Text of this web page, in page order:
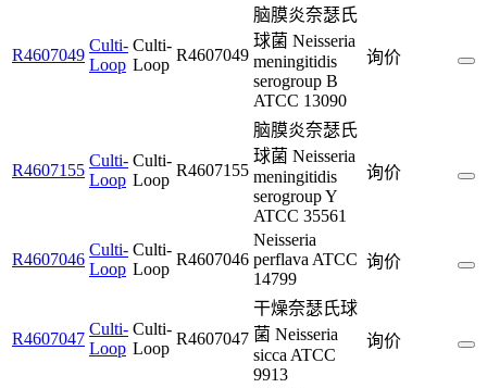
R4607049
Culti-
Loop
Culti-
Loop
R4607049
脑膜炎奈瑟氏
球菌 Neisseria
meningitidis
serogroup B
ATCC 13090
询价
R4607155
Culti-
Loop
Culti-
Loop
R4607155
脑膜炎奈瑟氏
球菌 Neisseria
meningitidis
serogroup Y
ATCC 35561
询价
R4607046
Culti-
Loop
Culti-
Loop
R4607046
Neisseria
perflava ATCC
14799
询价
R4607047
Culti-
Loop
Culti-
Loop
R4607047
干燥奈瑟氏球
菌 Neisseria
sicca ATCC
9913
询价